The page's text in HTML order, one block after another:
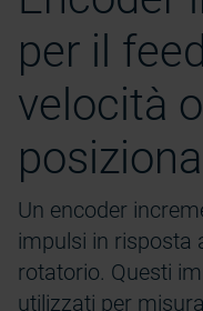
per il
velocità o
Un encoder
impulsi in risposta
rotatorio. Questi
utilizzati per